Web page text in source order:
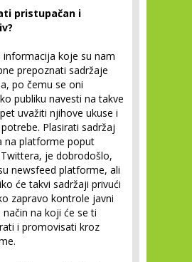
pristupačan i
informacija koje su nam
prepoznati sadržaje
po čemu se oni
publiku navesti na takve
uvažiti njihove ukuse i
Plasirati sadržaj
na platforme poput
je dobrodošlo,
newsfeed platforme, ali
će takvi sadržaji privući
zapravo kontrole javni
način na koji će se ti
i promovisati kroz